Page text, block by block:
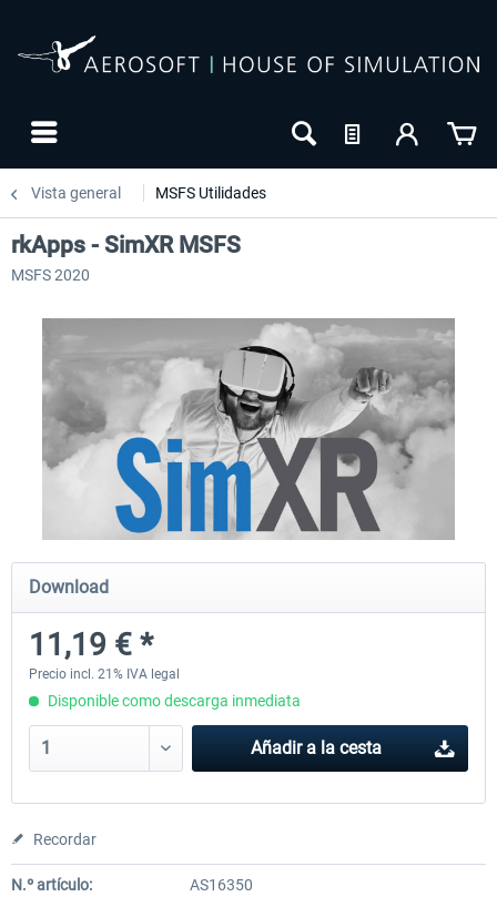
Vista general MSFS Utilidades
rkApps - FSRealistic Pro MSFS
33,88 € *
rkApps - SimXR MSFS
MSFS 2020
Download
11,19 € *
Precio incl. 21% IVA legal
Disponible como descarga inmediata
Añadir a la cesta
Recordar
N.º artículo:
AS16350